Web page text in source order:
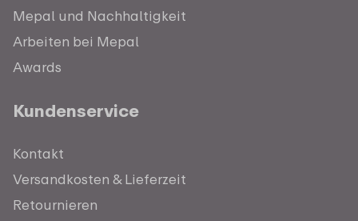
Mepal und Nachhaltigkeit
Arbeiten bei Mepal
Awards
Kundenservice
Kontakt
Versandkosten & Lieferzeit
Retournieren